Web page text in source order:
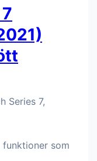
Series 7,
som